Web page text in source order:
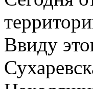
Ввиду